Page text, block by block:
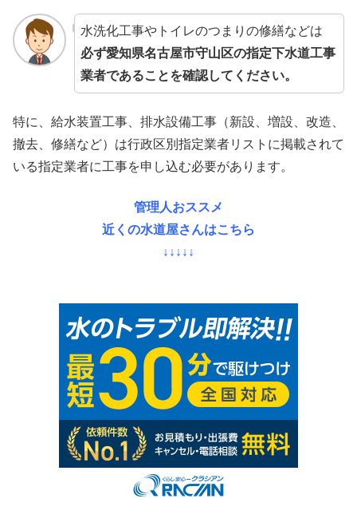
水洗化工事やトイレのつまりの修繕などは
必ず愛知県名古屋市守山区の指定下水道工事
業者であることを確認してください。
特に、給水装置工事、排水設備工事（新設、増設、改造、
撤去、修繕など）は行政区別指定業者リストに掲載されて
いる指定業者に工事を申し込む必要があります。
管理人おススメ
近くの水道屋さんはこちら
↓↓↓↓↓